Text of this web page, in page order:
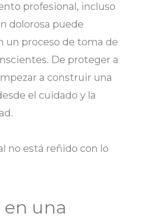
profesional, incluso
dolorosa puede
un proceso de toma de
De proteger a
a construir una
el cuidado y la
no está reñido con lo
en una